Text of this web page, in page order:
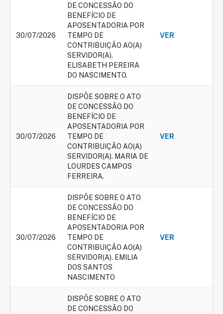
30/07/2026
DE CONCESSÃO DO
BENEFÍCIO DE
APOSENTADORIA POR
TEMPO DE
CONTRIBUIÇÃO AO(A)
SERVIDOR(A).
ELISABETH PEREIRA
DO NASCIMENTO.
VER
30/07/2026
DISPÕE SOBRE O ATO
DE CONCESSÃO DO
BENEFÍCIO DE
APOSENTADORIA POR
TEMPO DE
CONTRIBUIÇÃO AO(A)
SERVIDOR(A). MARIA DE
LOURDES CAMPOS
FERREIRA.
VER
30/07/2026
DISPÕE SOBRE O ATO
DE CONCESSÃO DO
BENEFÍCIO DE
APOSENTADORIA POR
TEMPO DE
CONTRIBUIÇÃO AO(A)
SERVIDOR(A). EMILIA
DOS SANTOS
NASCIMENTO
VER
DISPÕE SOBRE O ATO
DE CONCESSÃO DO